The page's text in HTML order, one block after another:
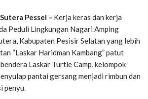
Pessel – Kerja keras dan kerja
Peduli Lingkungan Nagari Amping
Kabupaten Pesisir Selatan yang lebih
“Laskar Haridman Kambang” patut
Laskar Turtle Camp, kelompok
pantai gersang menjadi rimbun dan
penyu.